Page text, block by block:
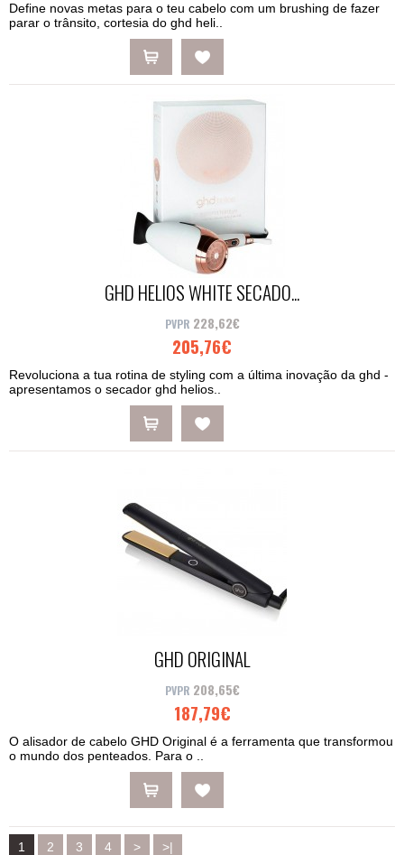
Define novas metas para o teu cabelo com um brushing de fazer
parar o trânsito, cortesia do ghd heli..
GHD HELIOS WHITE SECADO...
228,62€
205,76€
Revoluciona a tua rotina de styling com a última inovação da ghd -
apresentamos o secador ghd helios..
GHD ORIGINAL
208,65€
187,79€
O alisador de cabelo GHD Original é a ferramenta que transformou
o mundo dos penteados. Para o ..
1 2 3 4 >
>|